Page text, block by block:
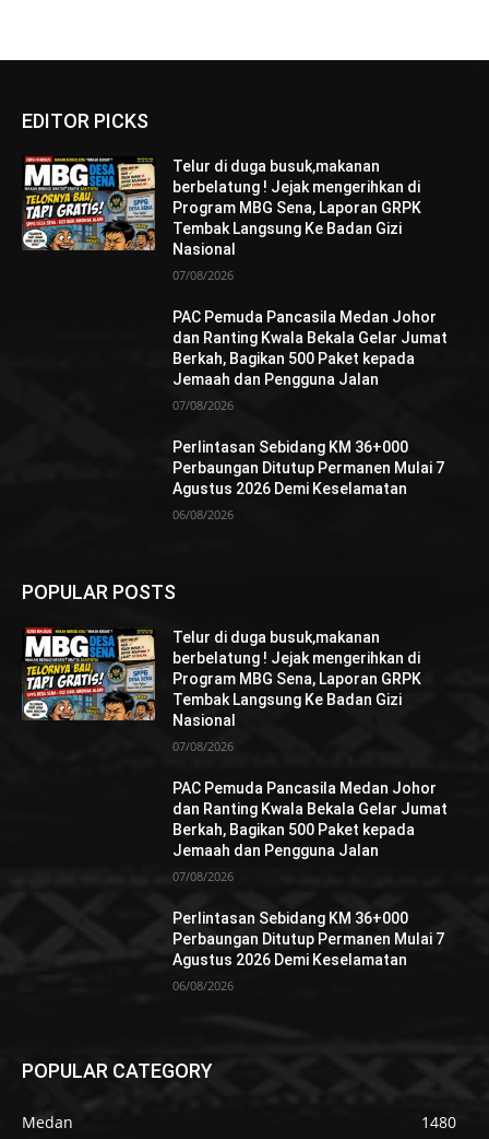
EDITOR PICKS
Telur di duga busuk,makanan
berbelatung ! Jejak mengerihkan di
Program MBG Sena, Laporan GRPK
Tembak Langsung Ke Badan Gizi
Nasional
07/08/2026
PAC Pemuda Pancasila Medan Johor
dan Ranting Kwala Bekala Gelar Jumat
Berkah, Bagikan 500 Paket kepada
Jemaah dan Pengguna Jalan
07/08/2026
Perlintasan Sebidang KM 36+000
Perbaungan Ditutup Permanen Mulai 7
Agustus 2026 Demi Keselamatan
06/08/2026
POPULAR POSTS
Telur di duga busuk,makanan
berbelatung ! Jejak mengerihkan di
Program MBG Sena, Laporan GRPK
Tembak Langsung Ke Badan Gizi
Nasional
07/08/2026
PAC Pemuda Pancasila Medan Johor
dan Ranting Kwala Bekala Gelar Jumat
Berkah, Bagikan 500 Paket kepada
Jemaah dan Pengguna Jalan
07/08/2026
Perlintasan Sebidang KM 36+000
Perbaungan Ditutup Permanen Mulai 7
Agustus 2026 Demi Keselamatan
06/08/2026
POPULAR CATEGORY
Medan
1480